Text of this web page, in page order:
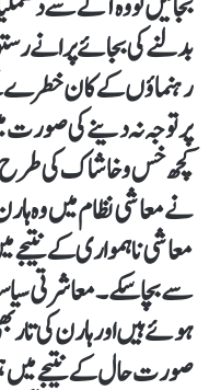
بدلنے کی بجائے پرانے
رہنماؤں کے کان خطرے
پر توجہ نہ دینے کی
کچھ خس و خاشاک کی طرح
نے معاشی نظام میں وہ
معاشی ناہمواری کے
سے بچا سکے۔ معاشرتی
ہوئے ہیں اور ہارن کی
صورت حال کے نتیجے میں